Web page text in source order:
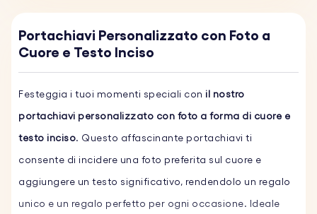
Portachiavi Personalizzato con Foto a
Cuore e Testo Inciso
Festeggia i tuoi momenti speciali con il nostro
portachiavi personalizzato con foto a forma di cuore e
testo inciso. Questo affascinante portachiavi ti
consente di incidere una foto preferita sul cuore e
aggiungere un testo significativo, rendendolo un regalo
unico e un regalo perfetto per ogni occasione. Ideale